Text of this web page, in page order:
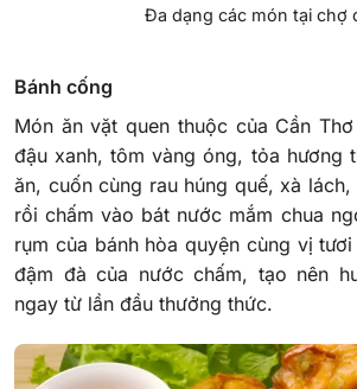
Đa dạng các món tại chợ
Bánh cống
Món ăn vặt quen thuộc của Cần
đậu xanh, tôm vàng óng, tỏa hương
ăn, cuốn cùng rau húng quế, xà
rồi chấm vào bát nước mắm chua
rụm của bánh hòa quyện cùng vị
đậm đà của nước chấm, tạo nên
ngay từ lần đầu thưởng thức.